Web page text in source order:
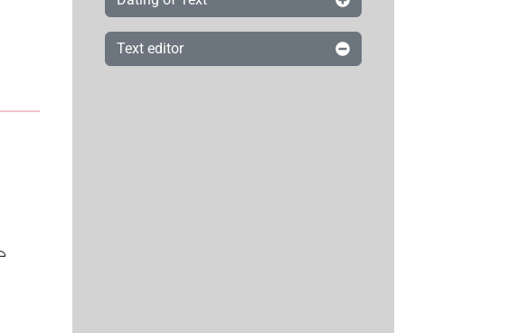
Text editor